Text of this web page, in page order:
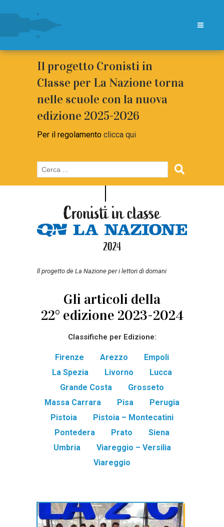
Il progetto Cronisti in
Classe per La Nazione torna
nelle scuole con la nuova
edizione 2025-2026
Per il regolamento clicca qui
ll progetto de La Nazione per i lettori di domani
Gli articoli della
22° edizione 2023-2024
Classifiche per Edizione:
Firenze Arezzo
Empoli
La Spezia
Livorno
Lucca
Grande Costa
Grosseto
Massa Carrara
Pisa
Perugia
Pistoia
Pistoia – Montecatini
Pontedera
Prato
Siena
Umbria
Viareggio – Versilia
Viareggio